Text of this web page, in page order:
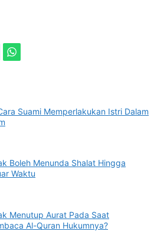
Suami Memperlakukan Istri Dalam
Boleh Menunda Shalat Hingga
Waktu
Menutup Aurat Pada Saat
Al-Quran Hukumnya?